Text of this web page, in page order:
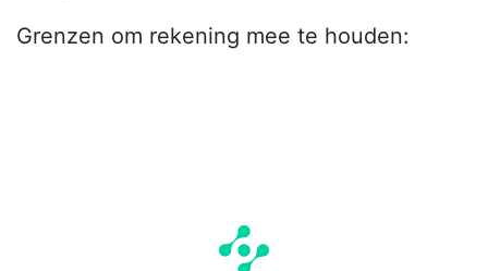
Grenzen om rekening mee te houden: